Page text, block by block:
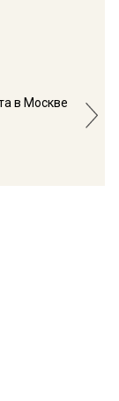
в Москве